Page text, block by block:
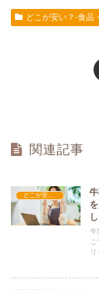
どこが安い？-食品
関連記事
どこが安い？-食品・食材
牛
こ